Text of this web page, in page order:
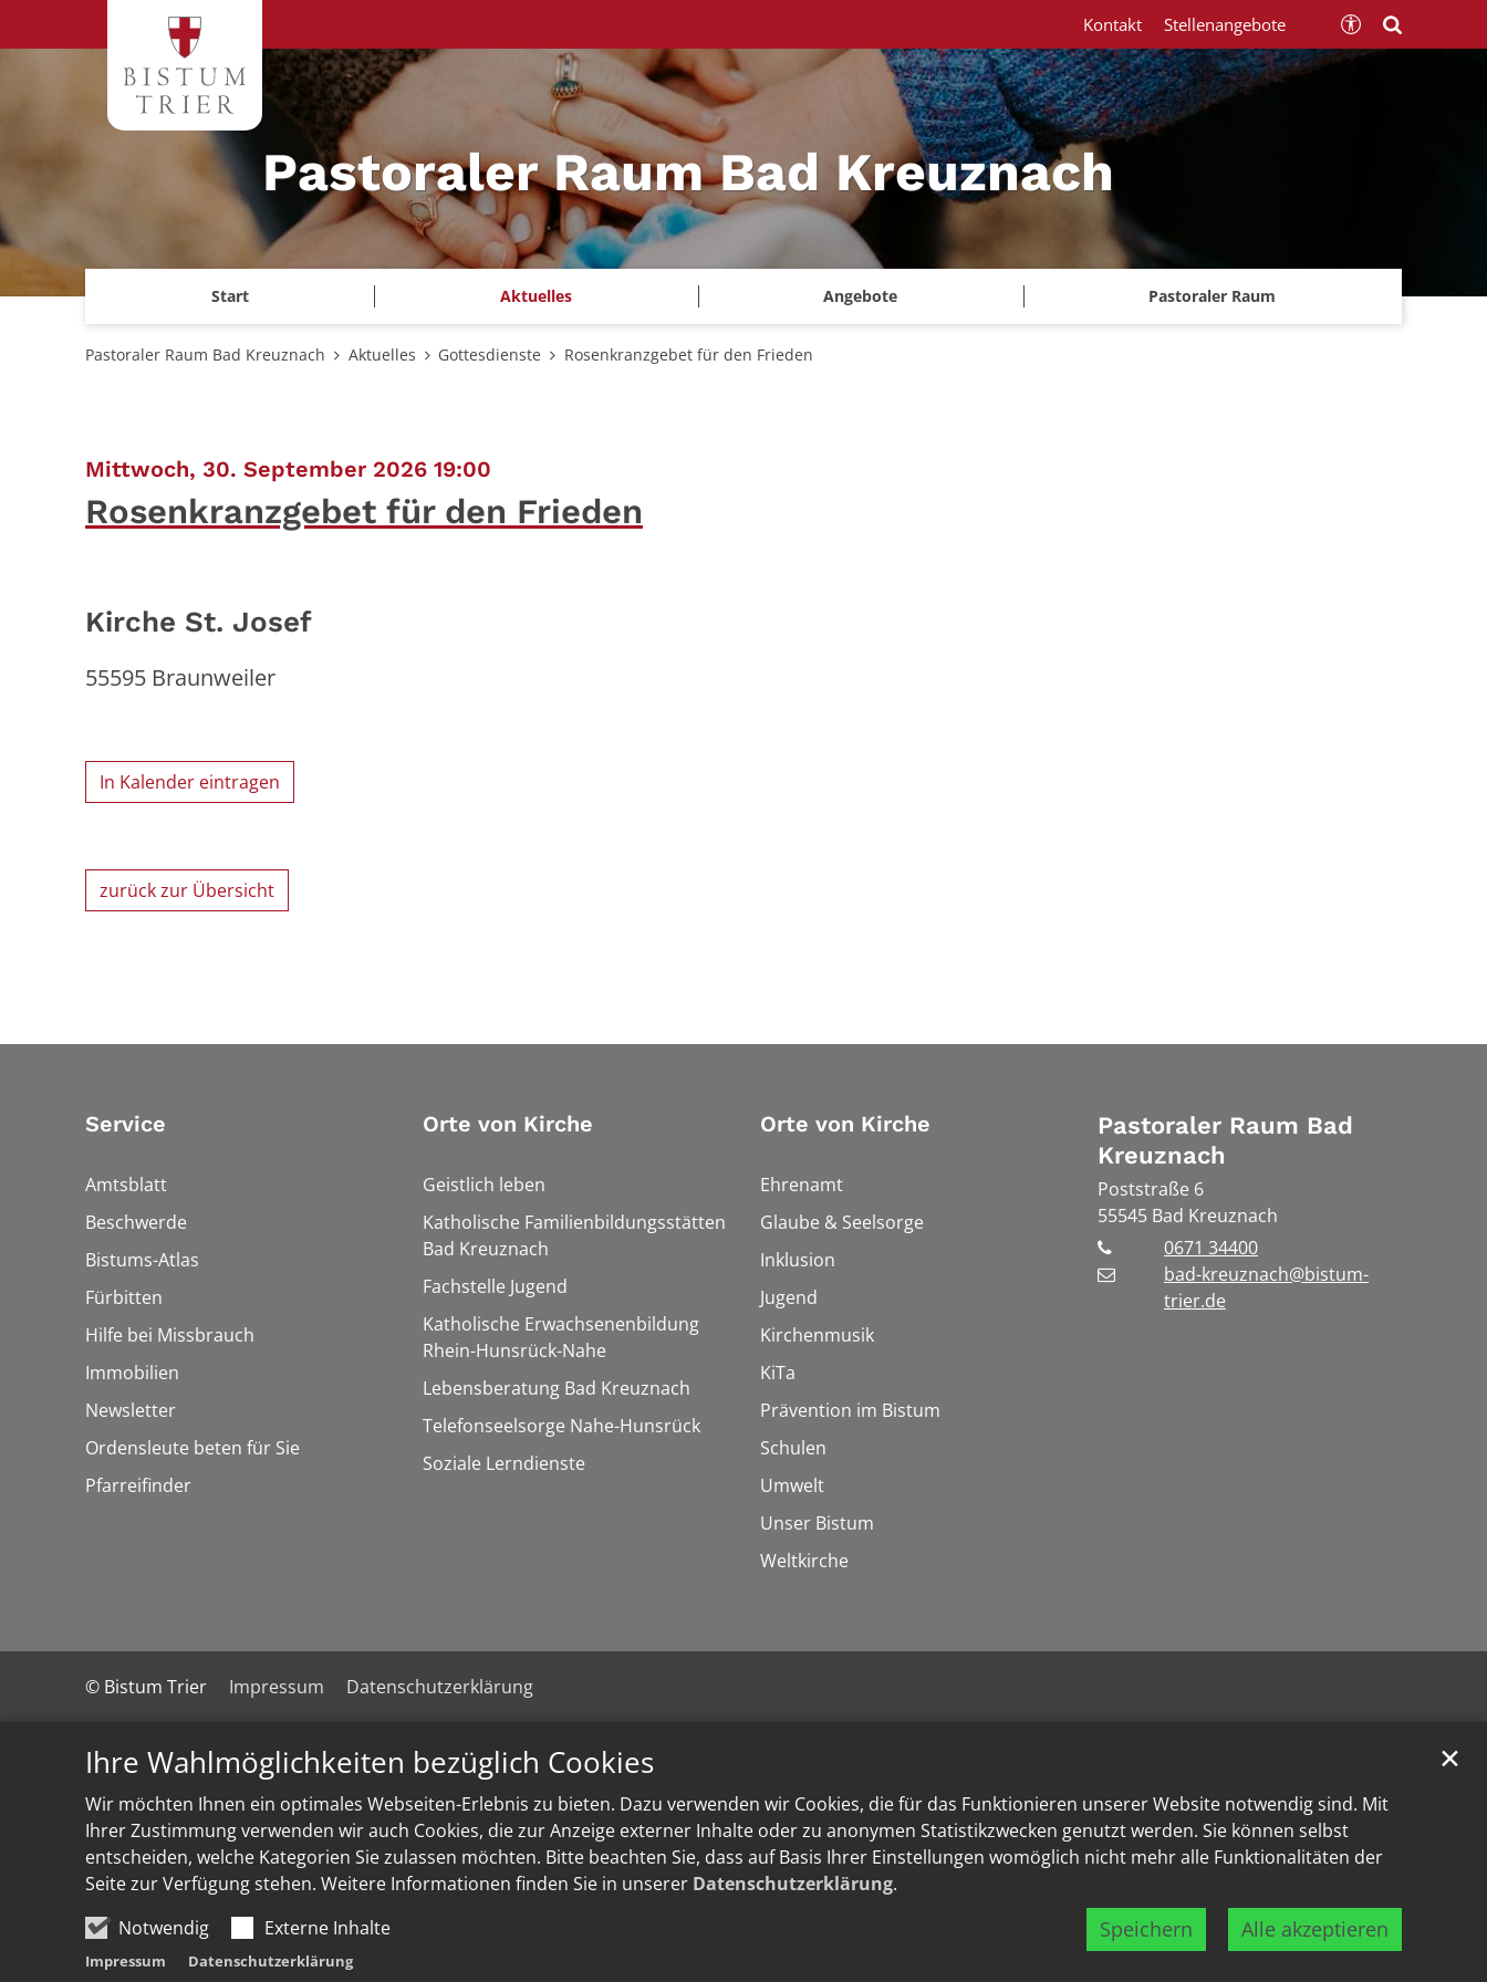
Ihre Wahlmöglichkeiten bezüglich Cookies
Wir möchten Ihnen ein optimales Webseiten-Erlebnis zu bieten. Dazu verwenden wir Cookies, die für das Funktionieren unserer Website notwendig sind. Mit
Ihrer Zustimmung verwenden wir auch Cookies, die zur Anzeige externer Inhalte oder zu anonymen Statistikzwecken genutzt werden. Sie können selbst
entscheiden, welche Kategorien Sie zulassen möchten. Bitte beachten Sie, dass auf Basis Ihrer Einstellungen womöglich nicht mehr alle Funktionalitäten der
Seite zur Verfügung stehen. Weitere Informationen finden Sie in unserer Datenschutzerklärung.
Notwendig
Externe Inhalte Speichern Alle akzeptieren
✕
Impressum Datenschutzerklärung
Pastoraler Raum Bad Kreuznach
Start Aktuelles Angebote Pastoraler Raum
Kontakt Stellenangebote
Pastoraler Raum Bad Kreuznach Aktuelles Gottesdienste Rosenkranzgebet für den Frieden
Mittwoch, 30. September 2026 19:00
Rosenkranzgebet für den Frieden
Kirche St. Josef
55595 Braunweiler
In Kalender eintragen
zurück zur Übersicht
Service
Amtsblatt
Beschwerde
Bistums-Atlas
Fürbitten
Hilfe bei Missbrauch
Immobilien
Newsletter
Ordensleute beten für Sie
Pfarreifinder
Orte von Kirche
Geistlich leben
Katholische Familienbildungsstätten
Bad Kreuznach
Fachstelle Jugend
Katholische Erwachsenenbildung
Rhein-Hunsrück-Nahe
Lebensberatung Bad Kreuznach
Telefonseelsorge Nahe-Hunsrück
Soziale Lerndienste
Orte von Kirche
Ehrenamt
Glaube & Seelsorge
Inklusion
Jugend
Kirchenmusik
KiTa
Prävention im Bistum
Schulen
Umwelt
Unser Bistum
Weltkirche
Pastoraler Raum Bad
Kreuznach
Poststraße 6
55545 Bad Kreuznach
0671 34400
bad-kreuznach@bistum-
trier.de
© Bistum Trier Impressum Datenschutzerklärung